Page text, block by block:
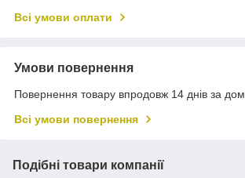
Всі умови оплати
Умови повернення
Повернення товару впродовж 14 днів за
Всі умови повернення
Подібні товари компанії